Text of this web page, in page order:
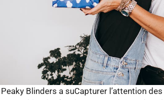
Blinders a suCapturer l’attention